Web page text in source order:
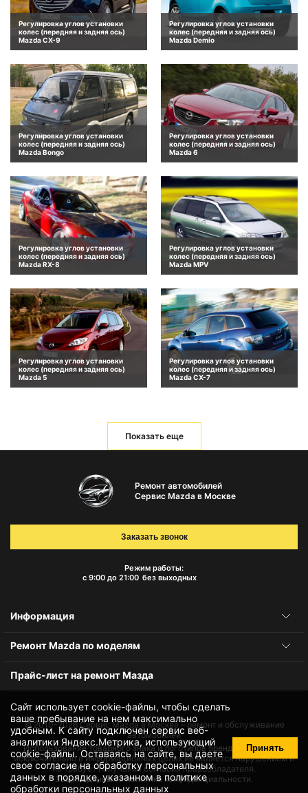
Регулировка углов установки
колес (передняя и задняя ось)
Mazda CX-9
Регулировка углов установки
колес (передняя и задняя ось)
Mazda Demio
Регулировка углов установки
колес (передняя и задняя ось)
Mazda Bongo
Регулировка углов установки
колес (передняя и задняя ось)
Mazda 6
Регулировка углов установки
колес (передняя и задняя ось)
Mazda RX-8
Регулировка углов установки
колес (передняя и задняя ось)
Mazda MPV
Регулировка углов установки
колес (передняя и задняя ось)
Mazda 5
Регулировка углов установки
колес (передняя и задняя ось)
Mazda CX-7
Показать еще
Сайт использует cookie-файлы, чтобы сделать
ваше пребывание на нем максимально
удобным. К cайту подключен сервис веб-
аналитики Яндекс.Метрика, использующий
cookie-файлы. Оставаясь на сайте, вы даете
своесогласие на обработку персональных
данных в порядке, указанном в политике
обработки персональных данных
Принять
Ремонт автомобилей
Сервис Mazda в Москве
Режим работы:
с 9:00 до 21:00 без выходных
Заказать звонок
Информация
Ремонт Mazda по моделям
Прайс-лист на ремонт Мазда
© 2010-2026Сервис Mazda в Москве – ремонт и обслуживание
автомобилей
Использование товарного знака и логотипов бренда происходит
исключительно в информационных целях не является нарушением и
не требует получения согласия правообладателя.
Защита данных и политика конфиденциальности.